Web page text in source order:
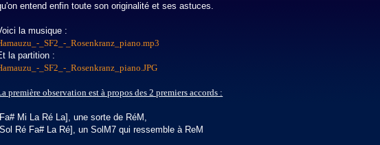
entend enfin toute son originalité et ses astuces.
la musique :
_SF2_-_Rosenkranz_piano.mp3
la partition :
_SF2_-_Rosenkranz_piano.JPG
première observation est à propos des 2 premiers accords :
Mi La Ré La], une sorte de RéM,
Ré Fa# La Ré], un SolM7 qui ressemble à ReM